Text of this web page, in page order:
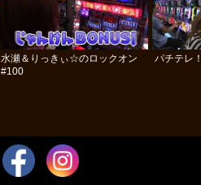
水瀬＆りっきぃ☆のロックオン
#100
パチテレ